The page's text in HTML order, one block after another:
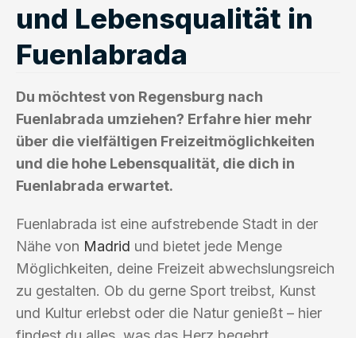
und Lebensqualität in
Fuenlabrada
Du möchtest von Regensburg nach
Fuenlabrada umziehen? Erfahre hier mehr
über die vielfältigen Freizeitmöglichkeiten
und die hohe Lebensqualität, die dich in
Fuenlabrada erwartet.
Fuenlabrada ist eine aufstrebende Stadt in der
Nähe von Madrid und bietet jede Menge
Möglichkeiten, deine Freizeit abwechslungsreich
zu gestalten. Ob du gerne Sport treibst, Kunst
und Kultur erlebst oder die Natur genießt – hier